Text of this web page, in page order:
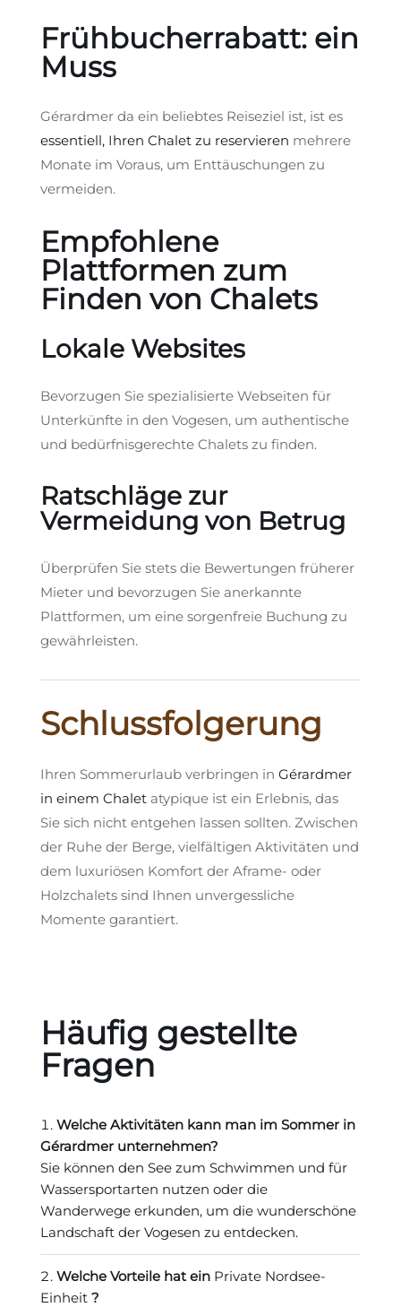
Frühbucherrabatt: ein
Muss
Gérardmer da ein beliebtes Reiseziel ist, ist es
essentiell, Ihren Chalet zu reservieren mehrere
Monate im Voraus, um Enttäuschungen zu
vermeiden.
Empfohlene
Plattformen zum
Finden von Chalets
Lokale Websites
Bevorzugen Sie spezialisierte Webseiten für
Unterkünfte in den Vogesen, um authentische
und bedürfnisgerechte Chalets zu finden.
Ratschläge zur
Vermeidung von Betrug
Überprüfen Sie stets die Bewertungen früherer
Mieter und bevorzugen Sie anerkannte
Plattformen, um eine sorgenfreie Buchung zu
gewährleisten.
Schlussfolgerung
Ihren Sommerurlaub verbringen in Gérardmer
in einem Chalet atypique ist ein Erlebnis, das
Sie sich nicht entgehen lassen sollten. Zwischen
der Ruhe der Berge, vielfältigen Aktivitäten und
dem luxuriösen Komfort der Aframe- oder
Holzchalets sind Ihnen unvergessliche
Momente garantiert.
Häufig gestellte
Fragen
Welche Aktivitäten kann man im Sommer in
Gérardmer unternehmen?
Sie können den See zum Schwimmen und für
Wassersportarten nutzen oder die
Wanderwege erkunden, um die wunderschöne
Landschaft der Vogesen zu entdecken.
Welche Vorteile hat ein Private Nordsee-
Einheit ?